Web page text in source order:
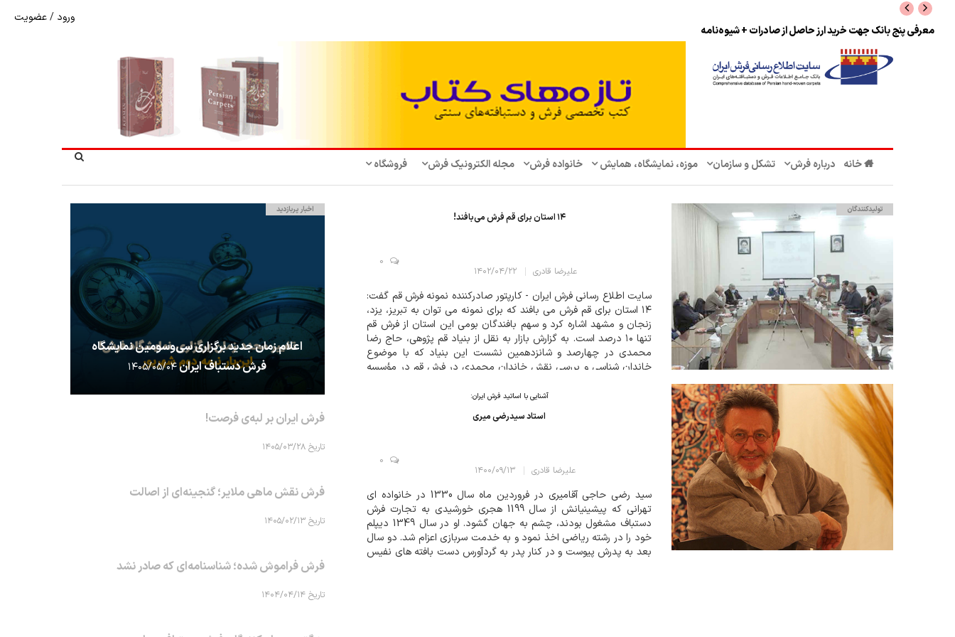
نرخ بازگشت ارز حاصل از صادرات + تکمیلی
ورود /عضویت
خانه درباره فرش تشکل‌ و سازمان‌ موزه، نمایشگاه، همایش‌ خانواده فرش مجله الکترونیک فرش فروشگاه
تولیدکنندگان
۱۴ استان برای قم فرش می‌بافند!
علیرضا قادری ۱۴۰۲/۰۴/۲۲
0
سایت اطلاع رسانی فرش ایران - کارپتور صادرکننده نمونه فرش قم گفت:
۱۴ استان برای قم فرش می بافند که برای نمونه می توان به تبریز، یزد،
زنجان و مشهد اشاره کرد و سهم بافندگان بومی این استان از فرش قم
تنها ۱۰ درصد است. به گزارش بازار به نقل از بنیاد قم پژوهی، حاج رضا
محمدی در چهارصد و شانزدهمین نشست این بنیاد که با موضوع
خاندان شناسی و بررسی نقش خاندان محمدی در فرش قم در مؤسسه
آشنایی با اساتید فرش ایران:
استاد سیدرضی میری
علیرضا قادری ۱۴۰۰/۰۹/۱۳
0
سید رضي حاجی آقاميری در فروردین ماه سال 1330 در خانواده ای
تهرانی که پيشينيانش از سال 1199 هجری خورشيدی به تجارت فرش
دستباف مشغول بودند، چشم به جهان گشود. او در سال 1349 ديپلم
خود را در رشته رياضی اخذ نمود و به خدمت سربازی اعزام شد. دو سال
بعد به پدرش پيوست و در کنار پدر به گردآورس دست بافته های نفيس
اخبار پربازدید
اعلام زمان جدید برگزاری سی‌وسومین نمایشگاه
فرش دستباف ایران۱۴۰۵/۰۵/۰۴
فرش ایران بر لبه‌ی فرصت!
تاریخ ۱۴۰۵/۰۳/۲۸
فرش نقش ماهی‌ ملایر؛ گنجینه‌ای از اصالت
تاریخ ۱۴۰۵/۰۲/۱۳
فرش فراموش شده؛ شناسنامه‌ای که صادر نشد
تاریخ ۱۴۰۴/۰۴/۱۴